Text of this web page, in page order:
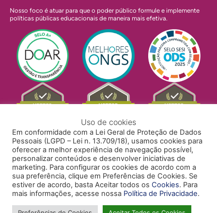
Nosso foco é atuar para que o poder público formule e implemente
políticas públicas educacionais de maneira mais efetiva.
POLÍTICA DE PRIVACIDADE
ACESSIBILIDADE
TRABALHE CONOSCO
Uso de cookies
Em conformidade com a Lei Geral de Proteção de Dados
Pessoais (LGPD – Lei n. 13.709/18), usamos cookies para
oferecer a melhor experiência de navegação possível,
personalizar conteúdos e desenvolver iniciativas de
marketing. Para configurar os cookies de acordo com a
sua preferência, clique em Preferências de Cookies. Se
estiver de acordo, basta Aceitar todos os Cookies. Para
mais informações, acesse nossa Política de Privacidade.